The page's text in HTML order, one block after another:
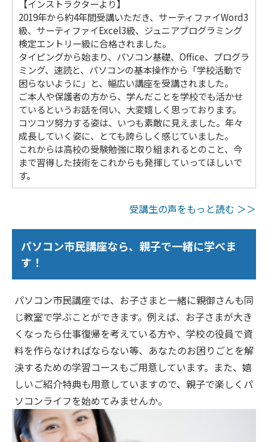
【インストラクターより】
2019年から約4年間受講いただき、サーティファイWord3
級、サーティファイExcel3級、ジュニアプログラミング
検定エントリー級に合格されました。
タイピングから始まり、パソコン基礎、Office、プログラ
ミング、速読と、パソコンの基本操作から「学校活動で
困らないように」と、幅広い講座を受講されました。
ご本人や保護者の方から、学んだことを学校でも活かせ
ているというお話を伺い、大変嬉しく思っております。
コツコツ努力する姿は、いつも素敵に見えました。年々
成長していく姿に、とても誇らしく感じていました。
これからは高校の受験勉強に取り組まれるとのこと、今
まで習得した技術をこれからも発揮していってほしいで
す。
受講生の声をもっと読む ＞＞
パソコン市民講座なら、親子で一緒に学べま
す！
パソコン市民講座では、お子さまと一緒に親御さんも同
じ教室で学ぶことができます。例えば、お子さまが大き
くなったら仕事復帰を考えている方や、学校の役員で資
料を作らなければならない等、あなたのお困りごとを解
決するための学習コースもご用意しています。また、嬉
しいご紹介特典も用意していますので、親子で楽しくパ
ソコンライフを始めてみませんか。